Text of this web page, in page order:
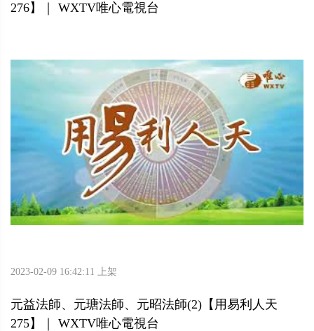
276】｜ WXTV唯心電視台
2023-02-09 16:42:11 上架
元益法師、元瑭法師、元昭法師(2)【用易利人天
275】｜ WXTV唯心電視台